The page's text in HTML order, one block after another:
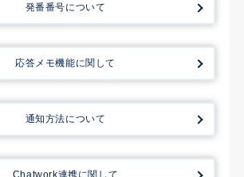
発番番号について
応答メモ機能に関して
通知方法について
Chatwork連携に関して